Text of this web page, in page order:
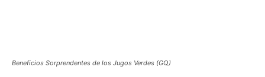
Beneficios Sorprendentes de los Jugos Verdes (GQ)